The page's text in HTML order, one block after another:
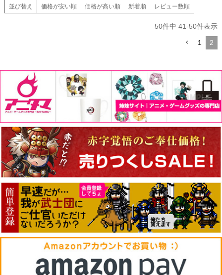
並び替え 価格が安い順 価格が高い順 新着順 レビュー数順
50件中 41-50件表示
1 2